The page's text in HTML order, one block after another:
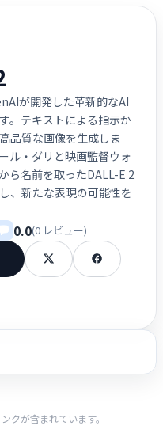
が開発した革新的なAI
。テキストによる指示か
品質な画像を生成しま
ル・ダリと映画監督ウォ
ら名前を取ったDALL-E 2
、新たな表現の可能性を
0.0(0 レビュー)
クが含まれています。